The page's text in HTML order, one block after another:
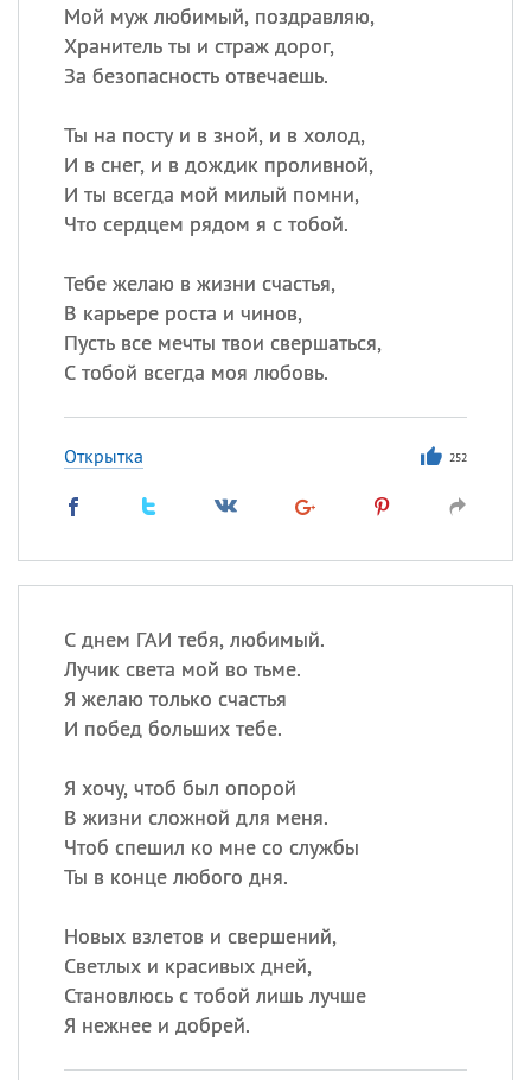
Мой муж любимый, поздравляю,
Хранитель ты и страж дорог,
За безопасность отвечаешь.
Ты на посту и в зной, и в холод,
И в снег, и в дождик проливной,
И ты всегда мой милый помни,
Что сердцем рядом я с тобой.
Тебе желаю в жизни счастья,
В карьере роста и чинов,
Пусть все мечты твои свершаться,
С тобой всегда моя любовь.
Открытка 252
С днем ГАИ тебя, любимый.
Лучик света мой во тьме.
Я желаю только счастья
И побед больших тебе.
Я хочу, чтоб был опорой
В жизни сложной для меня.
Чтоб спешил ко мне со службы
Ты в конце любого дня.
Новых взлетов и свершений,
Светлых и красивых дней,
Становлюсь с тобой лишь лучше
Я нежнее и добрей.